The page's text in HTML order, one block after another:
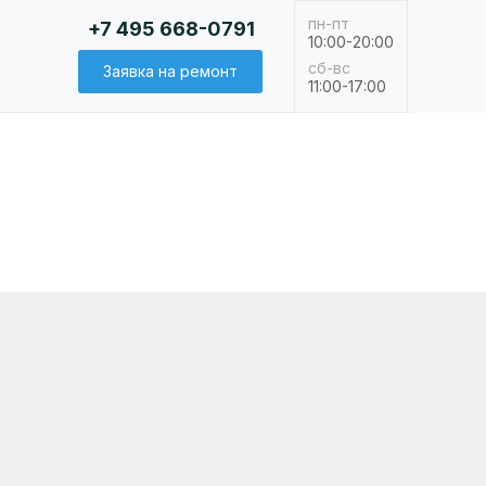
пн-пт
сб-вс
10:00-20:00
11:00-17:00
+7 495 668-0791
Заявка на ремонт